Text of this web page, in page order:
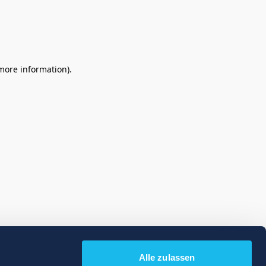
Alle zulassen
information).